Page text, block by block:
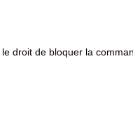
droit de bloquer la